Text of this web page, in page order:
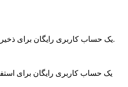
یک حساب کاربری رایگان برای ذخیره آیتم‌های محبوب ایجاد کنید.
یک حساب کاربری رایگان برای